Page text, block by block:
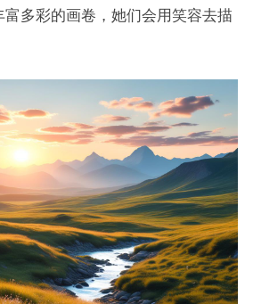
多彩的画卷，她们会用笑容去描